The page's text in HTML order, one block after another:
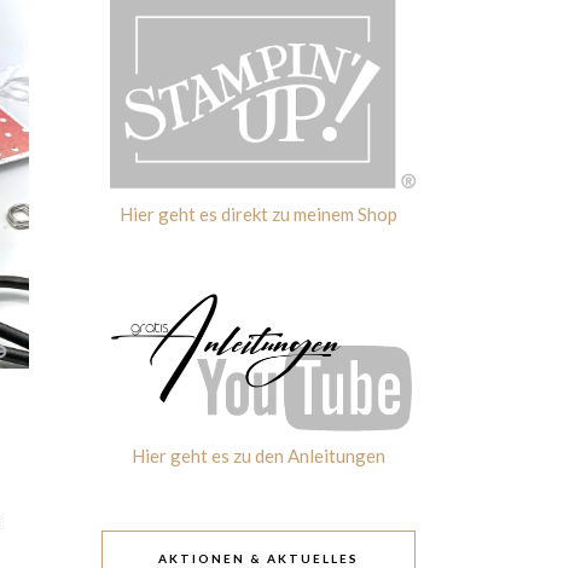
Hier geht es direkt zu meinem Shop
Hier geht es zu den Anleitungen
AKTIONEN & AKTUELLES